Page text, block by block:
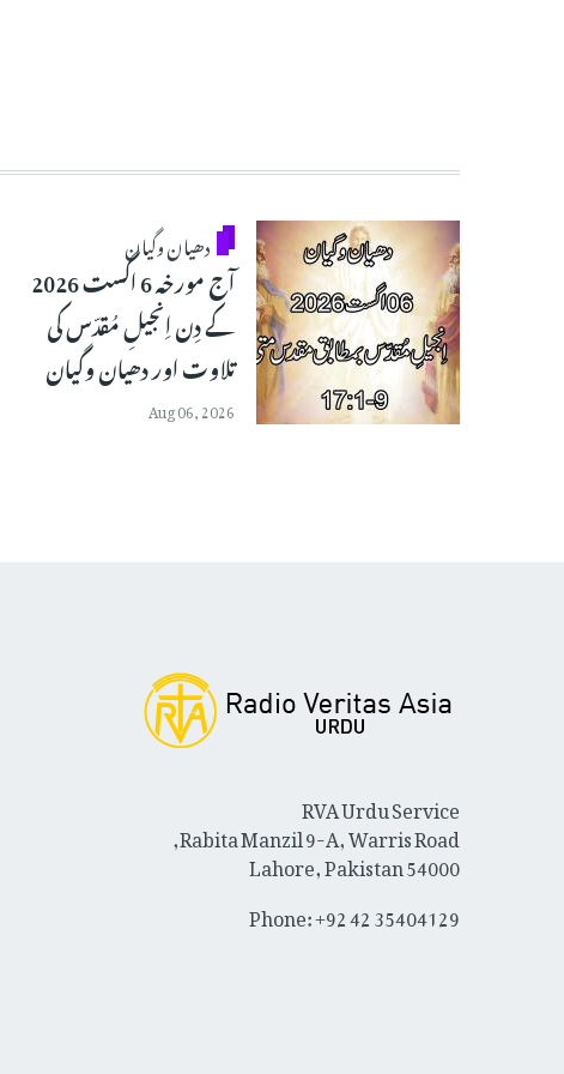
دھیان وگیان
آج مورخہ 6 اگست 2026
کے دِن اِنجیلِ مُقدّس کی
تلاوت اور دھیان وگیان
Aug 06, 2026
RVA Urdu Service
Rabita Manzil 9-A, Warris Road,
Lahore, Pakistan 54000
Phone: +92 42 35404129